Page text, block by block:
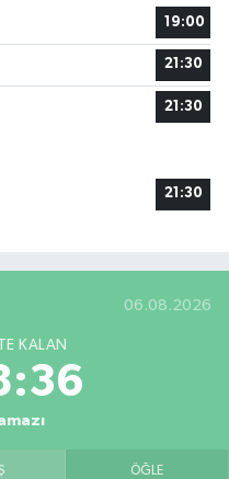
19:00
21:30
21:30
21:30
06.08.2026
KALAN
ÖĞLE